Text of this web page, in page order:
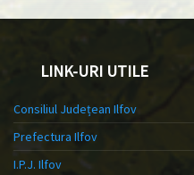
LINK-URI UTILE
Consiliul Județean Ilfov
Prefectura Ilfov
I.P.J. Ilfov